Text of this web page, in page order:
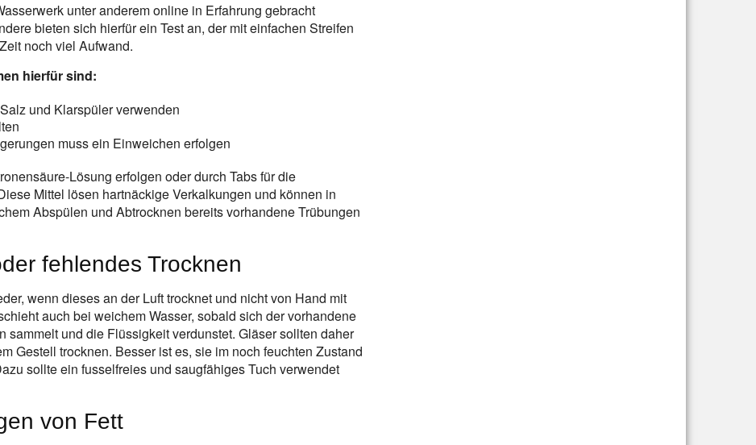
unter anderem online in Erfahrung gebracht
bieten sich hierfür ein Test an, der mit einfachen Streifen
noch viel Aufwand.
hierfür sind:
und Klarspüler verwenden
muss ein Einweichen erfolgen
Lösung erfolgen oder durch Tabs für die
Mittel lösen hartnäckige Verkalkungen und können in
Abspülen und Abtrocknen bereits vorhandene Trübungen
fehlendes Trocknen
wenn dieses an der Luft trocknet und nicht von Hand mit
auch bei weichem Wasser, sobald sich der vorhandene
und die Flüssigkeit verdunstet. Gläser sollten daher
Gestell trocknen. Besser ist es, sie im noch feuchten Zustand
sollte ein fusselfreies und saugfähiges Tuch verwendet
von Fett